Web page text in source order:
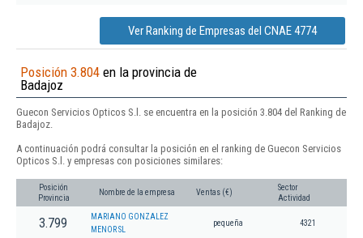
Ver Ranking de Empresas del CNAE 4774
Posición 3.804 en la provincia de
Badajoz
Guecon Servicios Opticos S.l. se encuentra en la posición 3.804 del Ranking de
Badajoz.
A continuación podrá consultar la posición en el ranking de Guecon Servicios
Opticos S.l. y empresas con posiciones similares:
Posición
Provincia
Nombre de la empresa Ventas (€)
Sector
Actividad
3.799
MARIANO GONZALEZ
MENOR SL
pequeña 4321